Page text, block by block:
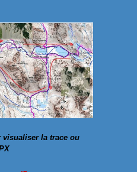
la trace ou